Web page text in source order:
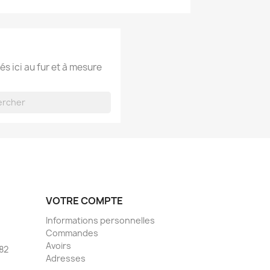
ici au fur et à mesure
VOTRE COMPTE
Informations personnelles
Commandes
Avoirs
Adresses